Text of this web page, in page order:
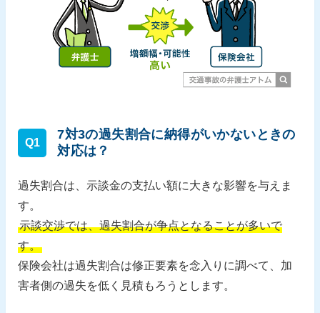
Q1
7対3の過失割合に納得がいかないときの
対応は？
過失割合は、示談金の支払い額に大きな影響を与えま
す。
示談交渉では、過失割合が争点となることが多いで
す。
保険会社は過失割合は修正要素を念入りに調べて、加
害者側の過失を低く見積もろうとします。